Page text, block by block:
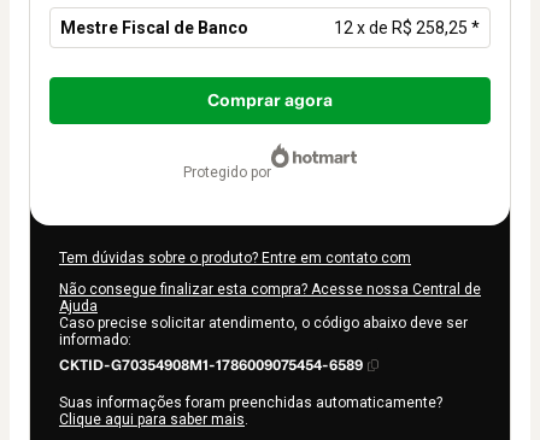
Mestre Fiscal de Banco 12 x de R$ 258,25 *
Total
R$ 3.099,00
Comprar agora
protegido por
Tem dúvidas sobre o produto? Entre em contato com
Não consegue finalizar esta compra? Acesse nossa Central de
Ajuda
Caso precise solicitar atendimento, o código abaixo deve ser
informado:
CKTID-G70354908M1-1786009075454-6589
Suas informações foram preenchidas automaticamente?
Clique aqui para saber mais.